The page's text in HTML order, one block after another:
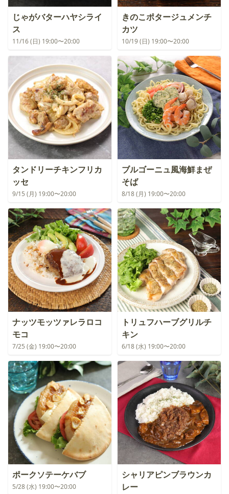
じゃがバターハヤシライ
ス
11/16 (日) 19:00〜20:00
きのこポタージュメンチ
カツ
10/19 (日) 19:00〜20:00
タンドリーチキンフリカ
ッセ
9/15 (月) 19:00〜20:00
ブルゴーニュ風海鮮まぜ
そば
8/18 (月) 19:00〜20:00
ナッツモッツァレラロコ
モコ
7/25 (金) 19:00〜20:00
トリュフハーブグリルチ
キン
6/18 (水) 19:00〜20:00
ポークソテーケバブ
5/28 (水) 19:00〜20:00
シャリアピンブラウンカ
レー